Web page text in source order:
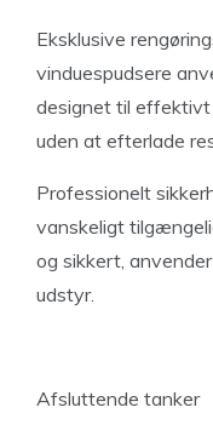
Eksklusive
vinduespudsere
designet til effektivt
uden at efterlade
Professionelt
vanskeligt
og sikkert,
udstyr.
Afsluttende tanker